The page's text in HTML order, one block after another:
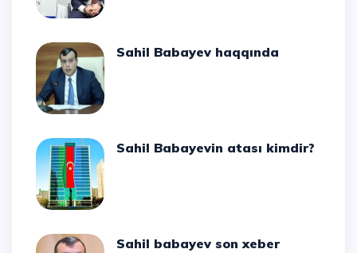
Sahil Babayev haqqında
Sahil Babayevin atası kimdir?
Sahil babayev son xeber